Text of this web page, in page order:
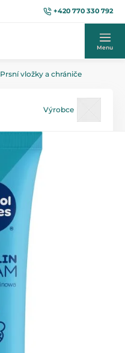
+420 770 330 792
Menu
Prsní vložky a chrániče
Výrobce